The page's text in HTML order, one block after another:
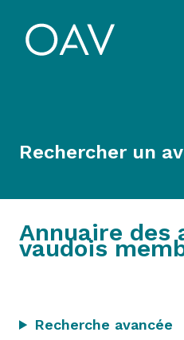
Rechercher un
Annuaire des
vaudois
Recherche avancée